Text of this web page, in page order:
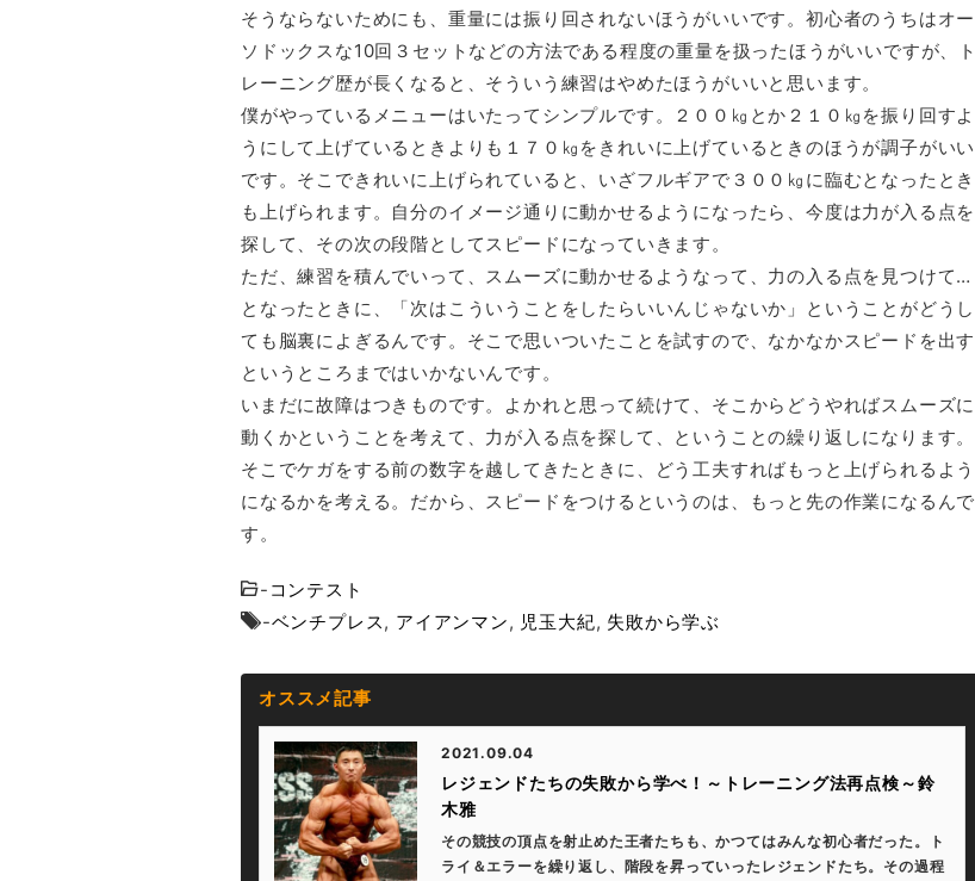
そうならないためにも、重量には振り回されないほうがいいです。初心者のうちはオー
ソドックスな10回３セットなどの方法である程度の重量を扱ったほうがいいですが、ト
レーニング歴が長くなると、そういう練習はやめたほうがいいと思います。
僕がやっているメニューはいたってシンプルです。２００㎏とか２１０㎏を振り回すよ
うにして上げているときよりも１７０㎏をきれいに上げているときのほうが調子がいい
です。そこできれいに上げられていると、いざフルギアで３００㎏に臨むとなったとき
も上げられます。自分のイメージ通りに動かせるようになったら、今度は力が入る点を
探して、その次の段階としてスピードになっていきます。
ただ、練習を積んでいって、スムーズに動かせるようなって、力の入る点を見つけて…
となったときに、「次はこういうことをしたらいいんじゃないか」ということがどうし
ても脳裏によぎるんです。そこで思いついたことを試すので、なかなかスピードを出す
というところまではいかないんです。
いまだに故障はつきものです。よかれと思って続けて、そこからどうやればスムーズに
動くかということを考えて、力が入る点を探して、ということの繰り返しになります。
そこでケガをする前の数字を越してきたときに、どう工夫すればもっと上げられるよう
になるかを考える。だから、スピードをつけるというのは、もっと先の作業になるんで
す。
- コンテスト
-ベンチプレス, アイアンマン, 児玉大紀, 失敗から学ぶ
オススメ記事
2021.09.04
レジェンドたちの失敗から学べ！～トレーニング法再点検～鈴
木雅
その競技の頂点を射止めた王者たちも、かつてはみんな初心者だった。ト
ライ＆エラーを繰り返し、階段を昇っていったレジェンドたち。その過程